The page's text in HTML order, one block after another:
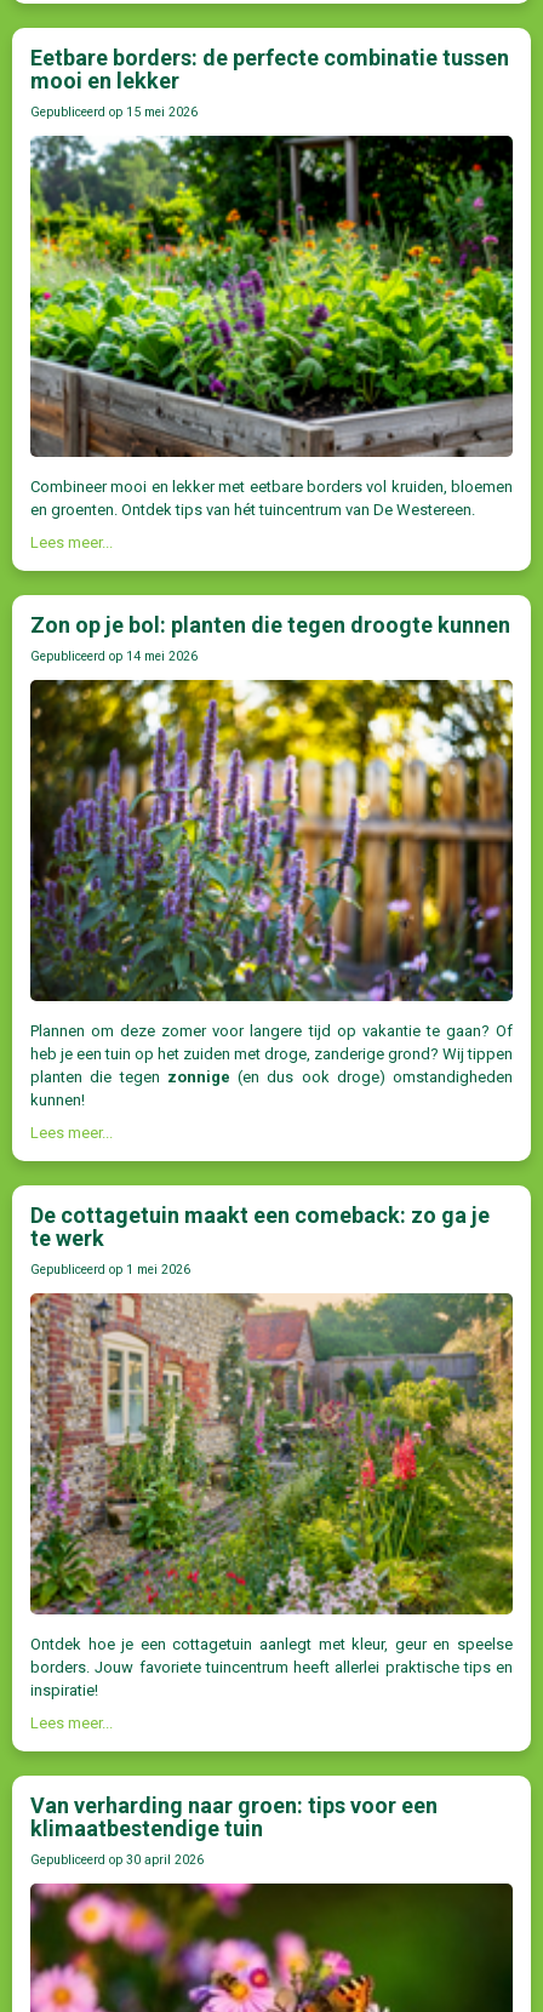
Eetbare borders: de perfecte combinatie tussen
mooi en lekker
Gepubliceerd op 15 mei 2026
Combineer mooi en lekker met eetbare borders vol kruiden, bloemen
en groenten. Ontdek tips van hét tuincentrum van De Westereen.
Lees meer...
Zon op je bol: planten die tegen droogte kunnen
Gepubliceerd op 14 mei 2026
Plannen om deze zomer voor langere tijd op vakantie te gaan? Of
heb je een tuin op het zuiden met droge, zanderige grond? Wij tippen
planten die tegen zonnige (en dus ook droge) omstandigheden
kunnen!
Lees meer...
De cottagetuin maakt een comeback: zo ga je
te werk
Gepubliceerd op 1 mei 2026
Ontdek hoe je een cottagetuin aanlegt met kleur, geur en speelse
borders. Jouw favoriete tuincentrum heeft allerlei praktische tips en
inspiratie!
Lees meer...
Van verharding naar groen: tips voor een
klimaatbestendige tuin
Gepubliceerd op 30 april 2026